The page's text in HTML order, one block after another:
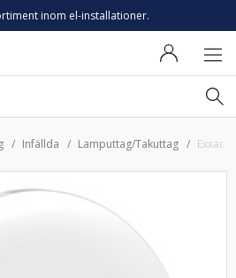
inom el-installationer.
Infällda Lamputtag/Takuttag Exxact